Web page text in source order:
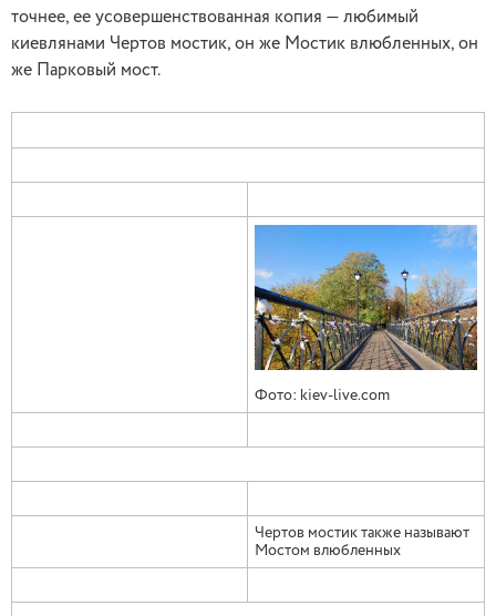
точнее, ее усовершенствованная копия — любимый
киевлянами Чертов мостик, он же Мостик влюбленных, он
же Парковый мост.
Фото: kiev-live.com
Чертов мостик также называют
Мостом влюбленных